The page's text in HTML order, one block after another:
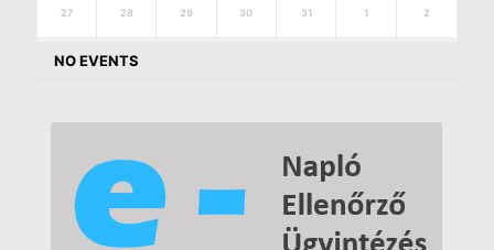
27 28 29 30 31 1 2
NO EVENTS